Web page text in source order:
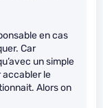
en cas
Car
un simple
accabler le
Alors on